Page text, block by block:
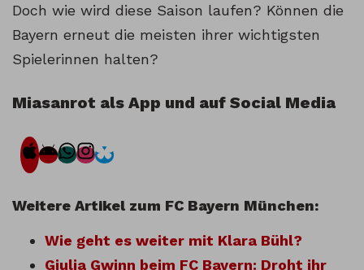
Doch wie wird diese Saison laufen? Können die
Bayern erneut die meisten ihrer wichtigsten
Spielerinnen halten?
Miasanrot als App und auf Social Media
Weitere Artikel zum FC Bayern München:
Wie geht es weiter mit Klara Bühl?
Giulia Gwinn beim FC Bayern: Droht ihr